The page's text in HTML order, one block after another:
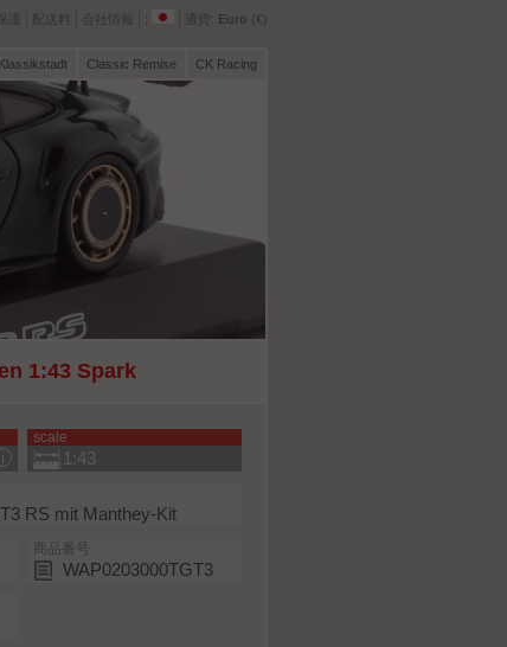
護 配送料 会社情報 : 通貨: Euro (€)
Klassikstadt Classic Remise CK Racing
1:43 Spark
scale
1:43
RS mit Manthey-Kit
商品番号
WAP0203000TGT3